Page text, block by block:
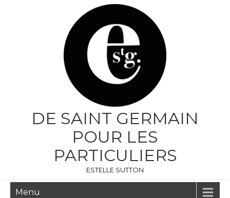
DE SAINT GERMAIN
POUR LES
PARTICULIERS
ESTELLE SUTTON
Menu